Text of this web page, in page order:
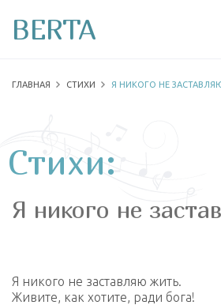
BERTA
ГЛАВНАЯ СТИХИ Я НИКОГО НЕ
Стихи:
Я никого не
Я никого не заставляю жить.
Живите, как хотите, ради бога!